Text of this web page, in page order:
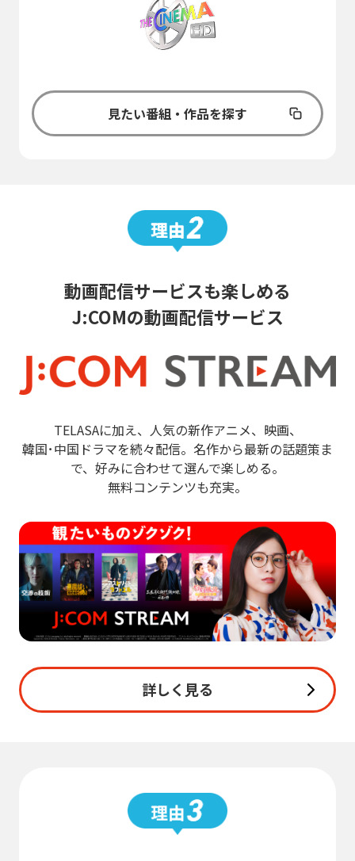
見たい番組・作品を探す
動画配信サービスも楽しめる
J:COMの動画配信サービス
TELASAに加え、人気の新作アニメ、映画、
韓国･中国ドラマを続々配信。名作から最新の話題策ま
で、好みに合わせて選んで楽しめる。
無料コンテンツも充実。
詳しく見る